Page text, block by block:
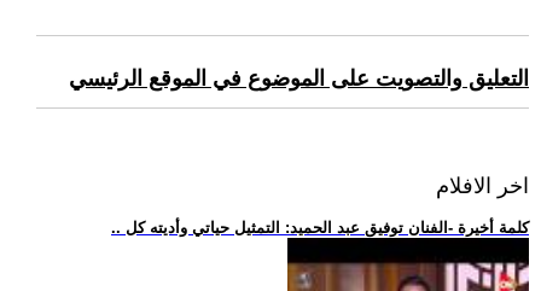
التعليق والتصويت على الموضوع في الموقع الرئيسي
اخر الافلام
.. كلمة أخيرة -الفنان توفيق عبد الحميد: التمثيل حياتي وأديته كل